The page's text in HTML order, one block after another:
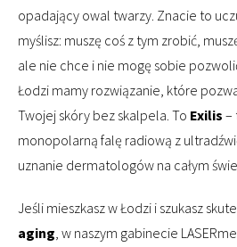
opadający owal twarzy. Znacie to
myślisz: muszę coś z tym zrobić,
ale nie chce i nie mogę sobie
Łodzi mamy rozwiązanie, które
Twojej skóry bez skalpela. To Exilis –
monopolarną falę radiową z
uznanie dermatologów na całym
Jeśli mieszkasz w Łodzi i szukasz
aging , w naszym gabinecie